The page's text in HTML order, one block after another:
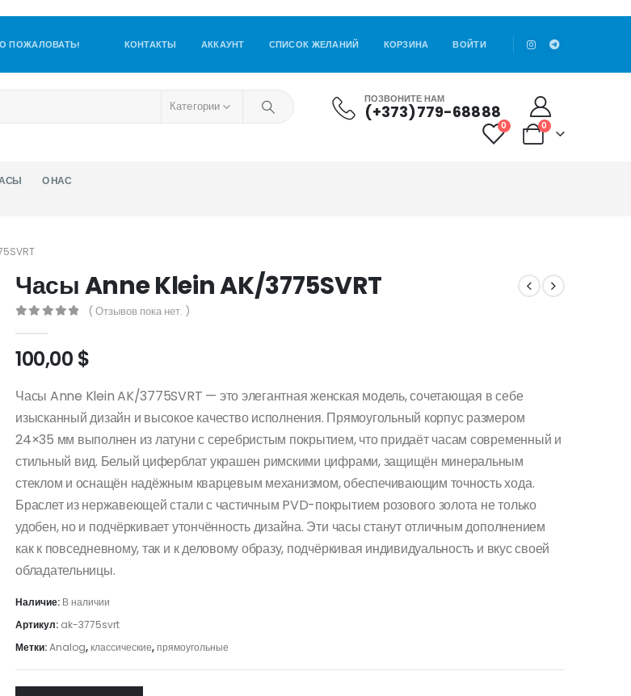
ПОЖАЛОВАТЬ! КОНТАКТЫ АККАУНТ СПИСОК ЖЕЛАНИЙ КОРЗИНА ВОЙТИ
Категории ПОЗВОНИТЕ НАМ
(+373)779-68888
0 0
О НАС
Часы Anne Klein AK/3775SVRT
( Отзывов пока нет. )
100,00 $
Часы Anne Klein AK/3775SVRT — это элегантная женская модель, сочетающая в себе
изысканный дизайн и высокое качество исполнения. Прямоугольный корпус размером
24×35 мм выполнен из латуни с серебристым покрытием, что придаёт часам современный и
стильный вид. Белый циферблат украшен римскими цифрами, защищён минеральным
стеклом и оснащён надёжным кварцевым механизмом, обеспечивающим точность хода.
Браслет из нержавеющей стали с частичным PVD-покрытием розового золота не только
удобен, но и подчёркивает утончённость дизайна. Эти часы станут отличным дополнением
как к повседневному, так и к деловому образу, подчёркивая индивидуальность и вкус своей
обладательницы.
Наличие: В наличии
Артикул: ak-3775svrt
Метки:Analog,классические,прямоугольные